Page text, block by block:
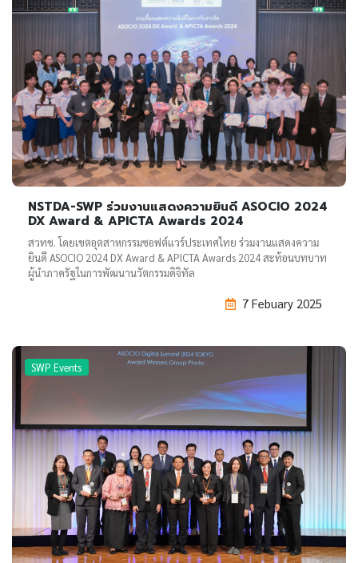
NSTDA-SWP ร่วมงานแสดงความยินดี ASOCIO 2024
DX Award & APICTA Awards 2024
สวทช. โดยเขตอุตสาหกรรมซอฟต์แวร์ประเทศไทย ร่วมงานแสดงความ
ยินดี ASOCIO 2024 DX Award & APICTA Awards 2024 สะท้อนบทบาท
ผู้นำภาครัฐในการพัฒนานวัตกรรมดิจิทัล
7 Febuary 2025
SWP Events